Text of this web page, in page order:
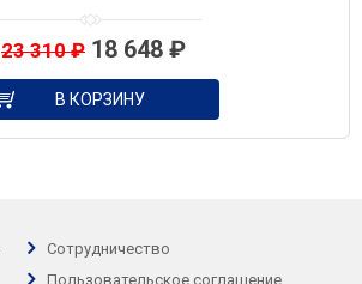
23 310₽ 18 648 ₽
В КОРЗИНУ
Сотрудничество
Пользовательское соглашение